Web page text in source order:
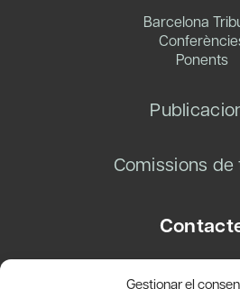
Gestionar el
Barcelona
Ponents
Comissions de